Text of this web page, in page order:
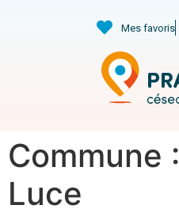
Mes favoris
Commune :
Luce